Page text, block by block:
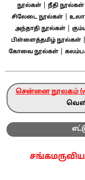
நூல்கள்
நீதி நூல்கள்
சிலேடை நூல்கள்
அந்தாதி நூல்கள்|
பிள்ளைத்தமிழ் நூல்கள்|
கோவை நூல்கள்
சென்னை நூலகம்